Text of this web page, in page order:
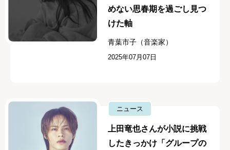
めない思春期を過ごし見つ
けた軸
青葉市子（音楽家）
2025年07月07日
ニュース
上田竜也さんが小説に挑戦
したきっかけ「グループの